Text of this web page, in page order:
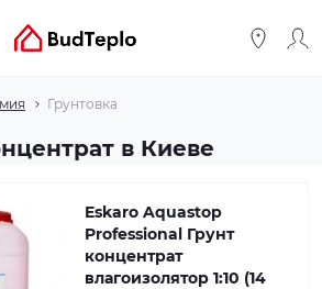
Грунтовка
в Киеве
Eskaro Aquastop
Professional Грунт
концентрат
влагоизолятор 1:10 (14